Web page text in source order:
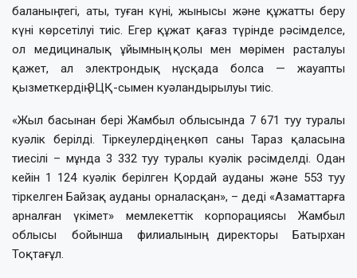
баланың тегі, аты, туған күні, жынысы және құжатты беру
күні көрсетілуі тиіс. Егер құжат қағаз түрінде рәсімделсе,
ол медициналық ұйымның қолы мен мөрімен расталуы
қажет, ал электрондық нұсқада болса — жауапты
қызметкердің ЭЦҚ-сымен куәландырылуы тиіс.
«Жыл басынан бері Жамбыл облысында 7 671 туу туралы
куәлік берілді. Тіркеулердің ең көп саны Тараз қаласына
тиесілі – мұнда 3 332 туу туралы куәлік рәсімделді. Одан
кейін 1 124 куәлік берілген Қордай ауданы және 553 туу
тіркелген Байзақ ауданы орналасқан», – деді «Азаматтарға
арналған үкімет» мемлекеттік корпорациясы Жамбыл
облысы бойынша филиалының директоры Батырхан
Тоқтағұл.